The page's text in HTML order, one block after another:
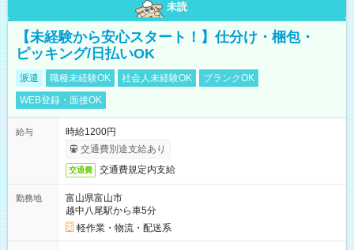
未読
【未経験から安心スタート！】仕分け・梱包・
ピッキング/日払いOK
派遣 職種未経験OK 社会人未経験OK
ブランクOK
WEB登録・面接OK
給与
時給1200円
交通費別途支給あり
交通費 交通費規定内支給
勤務地
富山県富山市
越中八尾駅から車5分
軽作業・物流・配送系